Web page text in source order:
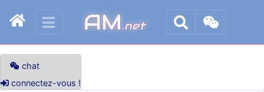
AM.net
chat
connectez-vous !